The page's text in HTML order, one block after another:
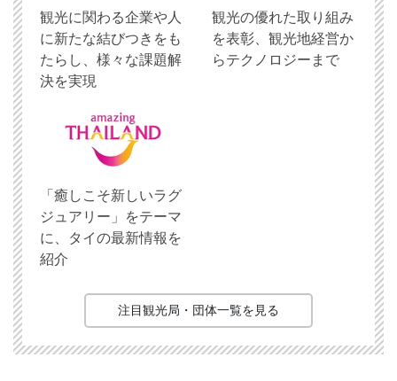
観光に関わる企業や人
に新たな結びつきをも
たらし、様々な課題解
決を実現
観光の優れた取り組み
を表彰、観光地経営か
らテクノロジーまで
「癒しこそ新しいラグ
ジュアリー」をテーマ
に、タイの最新情報を
紹介
注目観光局・団体一覧を見る